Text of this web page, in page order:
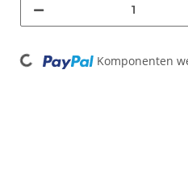
Loading... Komponenten